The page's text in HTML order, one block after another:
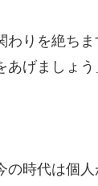
りを絶ちま
げましょう
時代は個